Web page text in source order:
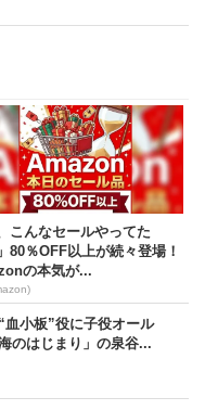
こんなセールやってた
80％OFF以上が続々登場！
の本気が...
血小板”役に子役オール
のはじまり」の泉谷...